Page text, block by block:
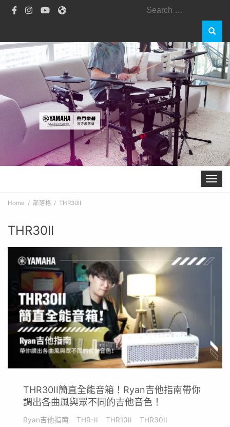
Search
Toggle
Home 部落格 THR30II
THR30II
THR30II簡直全能音箱！Ryan吉他指南帶你
調出各曲風與眾不同的吉他音色！
Ryan吉他指南 THR-II THR10II
THR30II